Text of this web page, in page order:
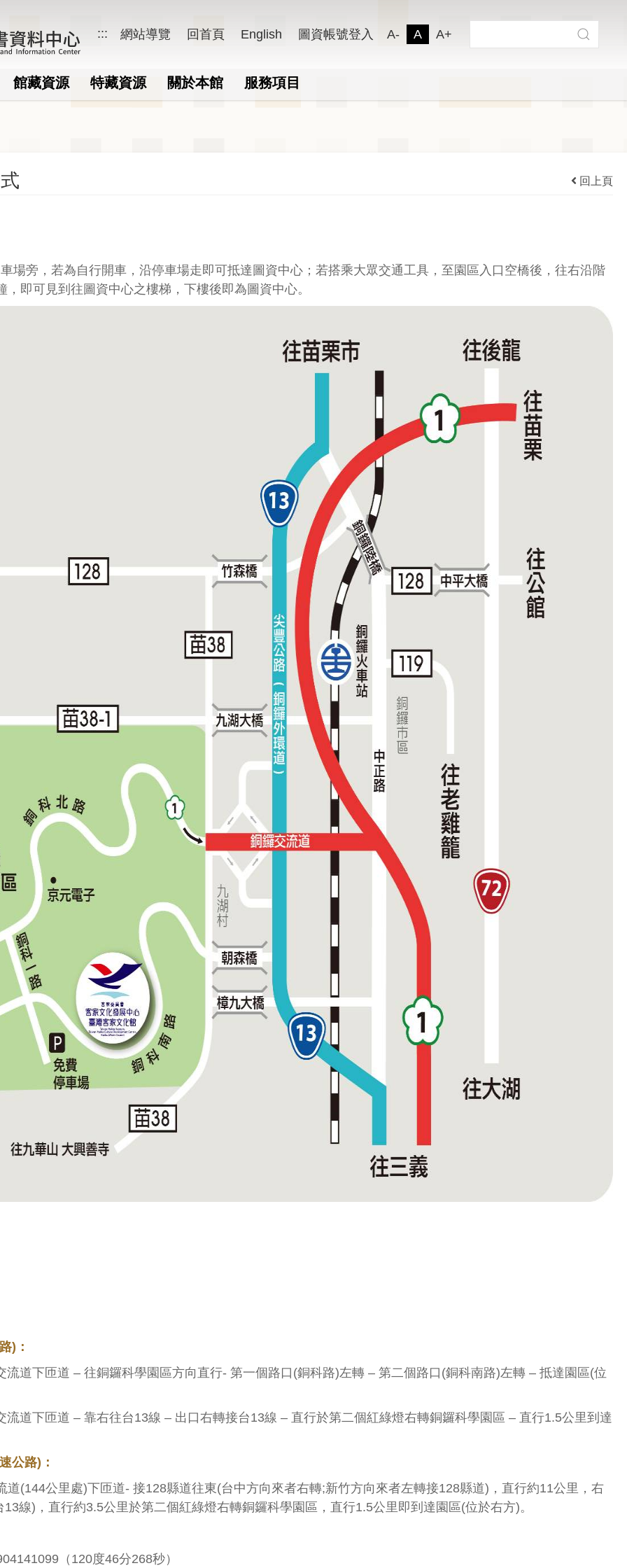
中心 ::: 網站導覽 回首頁 English 圖資帳號登入 A- A A+
搜尋
館藏資源 特藏資源 關於本館 服務項目
回上頁
場旁，若為自行開車，沿停車場走即可抵達圖資中心；若搭乘大眾交通工具，至園區入口空橋後，往右沿階
，即可見到往圖資中心之樓梯，下樓後即為圖資中心。
)：
下匝道 – 往銅鑼科學園區方向直行- 第一個路口(銅科路)左轉 – 第二個路口(銅科南路)左轉 – 抵達園區(位
下匝道 – 靠右往台13線 – 出口右轉接台13線 – 直行於第二個紅綠燈右轉銅鑼科學園區 – 直行1.5公里到達
公路)：
公里處)下匝道- 接128縣道往東(台中方向來者右轉;新竹方向來者左轉接128縣道)，直行約11公里，右
線)，直行約3.5公里於第二個紅綠燈右轉銅鑼科學園區，直行1.5公里即到達園區(位於右方)。
（120度46分268秒）